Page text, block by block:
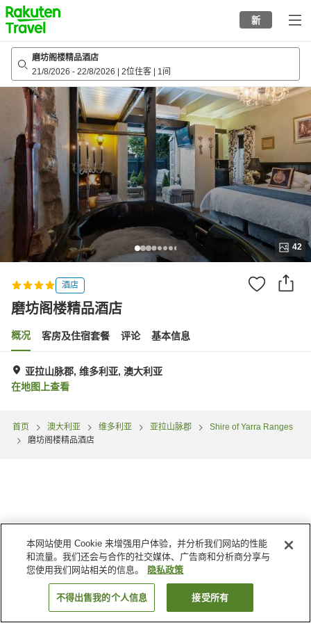
to
top
page
新
磨坊阁楼精品酒店
21/8/2026 - 22/8/2026 2位住客 1间
42
酒店
磨坊阁楼精品酒店
概况 客房及住宿套餐 评论 基本信息
亚拉山脉郡, 维多利亚, 澳大利亚
在地图上查看
首页 澳大利亚 维多利亚 亚拉山脉郡
Shire of Yarra Ranges
磨坊阁楼精品酒店
搜索客房
本网站使用 Cookie 来增强用户体验，并分析我们网站的性能
和流量。我们还会与合作的社交媒体、广告商和分析商分享与
您使用我们网站相关的信息。
隐私政策
不得出售我的个人信息 接受所有